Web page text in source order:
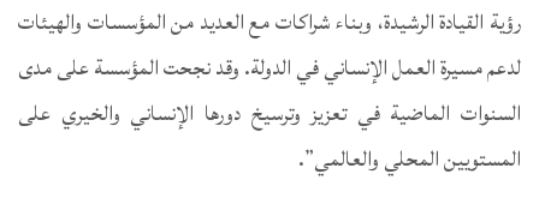
رؤية القيادة الرشيدة، وبناء شراكات مع العديد من المؤسسات والهيئات
لدعم مسيرة العمل الإنساني في الدولة. وقد نجحت المؤسسة على مدى
السنوات الماضية في تعزيز وترسيخ دورها الإنساني والخيري على
المستويين المحلي والعالمي”.